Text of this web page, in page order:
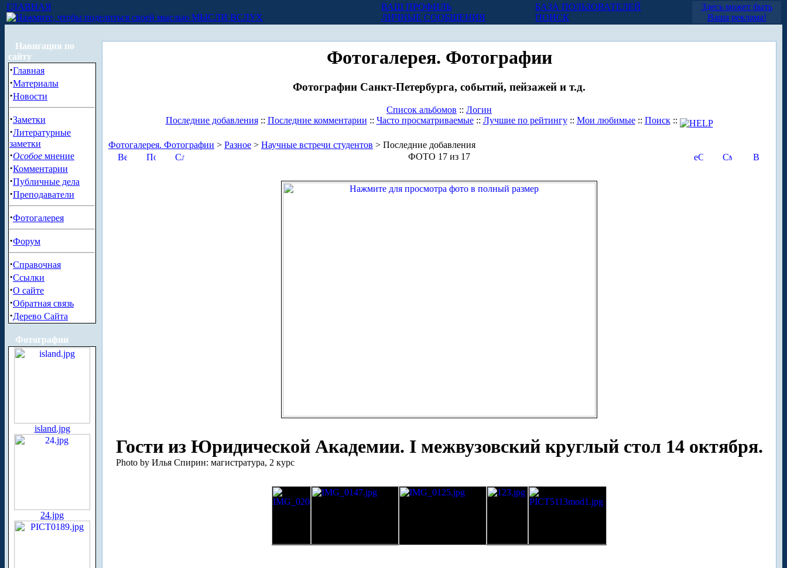
ГЛАВНАЯ
МЫСЛИ ВСЛУХ
ВАШ ПРОФИЛЬ
ЛИЧНЫЕ СООБЩЕНИЯ
БАЗА ПОЛЬЗОВАТЕЛЕЙ
ПОИСК
Здесь может быть
Ваша реклама!
Навигация по
сайту
·Главная
·Материалы
·Новости
·Заметки
·Литературные
заметки
·Особое мнение
·Комментарии
·Публичные дела
·Преподаватели
·Фотогалерея
·Форум
·Справочная
·Ссылки
·О сайте
·Обратная связь
·Дерево Сайта
Фотографии
island.jpg
24.jpg
Фотогалерея. Фотографии
Фотографии Санкт-Петербурга, событий, пейзажей и т.д.
Список альбомов :: Логин
Последние добавления:: Последние комментарии :: Часто просматриваемые:: Лучшие по рейтингу:: Мои любимые:: Поиск::
Фотогалерея. Фотографии > Разное > Научные встречи студентов > Последние добавления
ФОТО 17 из 17
Гости из Юридической Академии. I межвузовский круглый стол 14 октября.
Photo by Илья Спирин: магистратура, 2 курс